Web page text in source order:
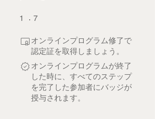
1 1 undefined
7
オンラインプログラム修了で
認定証を取得しましょう。
オンラインプログラムが終了
した時に、すべてのステップ
を完了した参加者にバッジが
授与されます。